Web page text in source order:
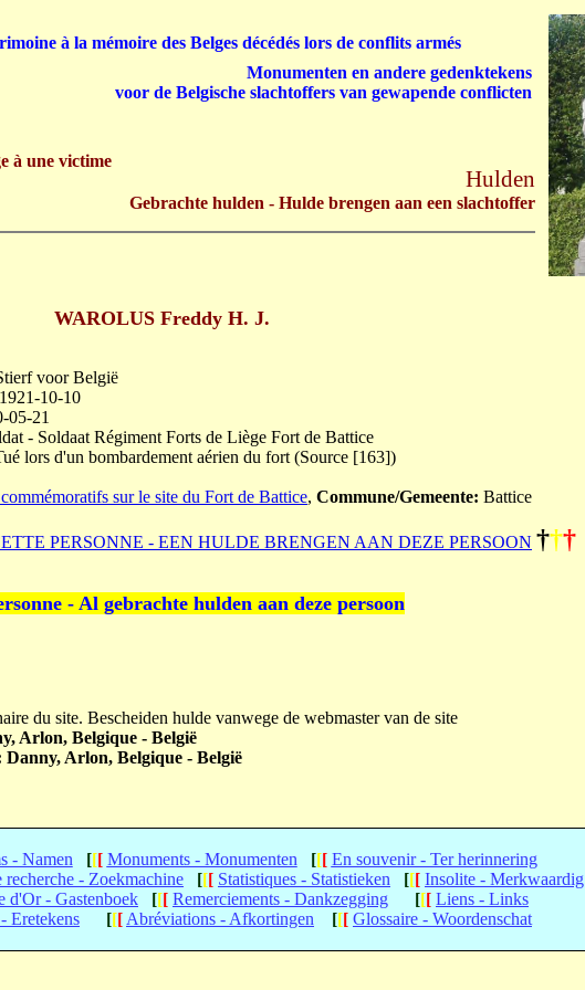
WAROLUS Freddy H. J.
voor België
10-10
05-21
- Soldaat Régiment Forts de Liège Fort de Battice
lors d'un bombardement aérien du fort (Source [163])
sur le site du Fort de Battice, Commune/Gemeente: Battice
PERSONNE - EEN HULDE BRENGEN AAN DEZE PERSOON †††
- Al gebrachte hulden aan deze persoon
du site. Bescheiden hulde vanwege de webmaster van de site
Arlon, Belgique - België
Danny, Arlon, Belgique - België
- Namen [[[ Monuments - Monumenten [[[ En souvenir - Ter herinnering
recherche - Zoekmachine [[[ Statistiques - Statistieken [[[ Insolite - Merkwaardig
d'Or - Gastenboek [[[ Remerciements - Dankzegging [[[ Liens - Links
Eretekens [[[ Abréviations - Afkortingen [[[ Glossaire - Woordenschat
à une victime
Hulden
Gebrachte hulden - Hulde brengen aan een slachtoffer
à la mémoire des Belges décédés lors de conflits armés
Monumenten en andere gedenktekens
voor de Belgische slachtoffers van gewapende conflicten